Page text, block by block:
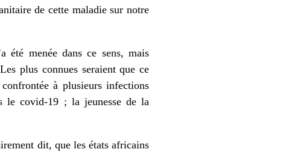
de cette maladie sur notre
été menée dans ce sens, mais
plus connues seraient que ce
à plusieurs infections
le covid-19 ; la jeunesse de la
dit, que les états africains